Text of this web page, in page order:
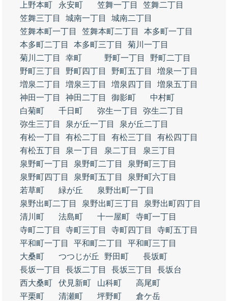
上野本町
永安町 笠舞一丁目
笠舞二丁目
笠舞三丁目
城南一丁目
城南二丁目
笠舞本町一丁目
笠舞本町二丁目
本多町一丁目
本多町二丁目
本多町三丁目
菊川一丁目
菊川二丁目
幸町 野町一丁目
野町二丁目
野町三丁目
野町四丁目 野町五丁目
増泉一丁目
増泉二丁目
増泉三丁目 増泉四丁目
増泉五丁目
神田一丁目
神田二丁目 御影町
中村町
白菊町
千日町 弥生一丁目
弥生二丁目
弥生三丁目
泉が丘一丁目
泉が丘二丁目
有松一丁目
有松二丁目 有松三丁目
有松四丁目
有松五丁目
泉一丁目 泉二丁目
泉三丁目
泉野町一丁目
泉野町二丁目
泉野町三丁目
泉野町四丁目
泉野町五丁目
泉野町六丁目
若草町
緑が丘
泉野出町一丁目
泉野出町二丁目
泉野出町三丁目
泉野出町四丁目
清川町
法島町 十一屋町
寺町一丁目
寺町二丁目
寺町三丁目 寺町四丁目
寺町五丁目
平和町一丁目
平和町二丁目
平和町三丁目
大桑町
つつじが丘 野田町
長坂町
長坂一丁目
長坂二丁目 長坂三丁目
長坂台
西大桑町
伏見新町 山科町
高尾町
平栗町
清瀬町 坪野町
倉ケ岳